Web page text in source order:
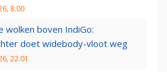
8:00
wolken boven IndiGo:
doet widebody-vloot weg
22:01